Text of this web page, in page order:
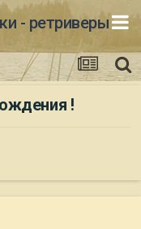
- ретриверы
!